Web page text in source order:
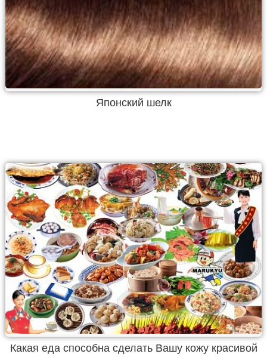
Японский шелк
Какая еда способна сделать Вашу кожу красивой